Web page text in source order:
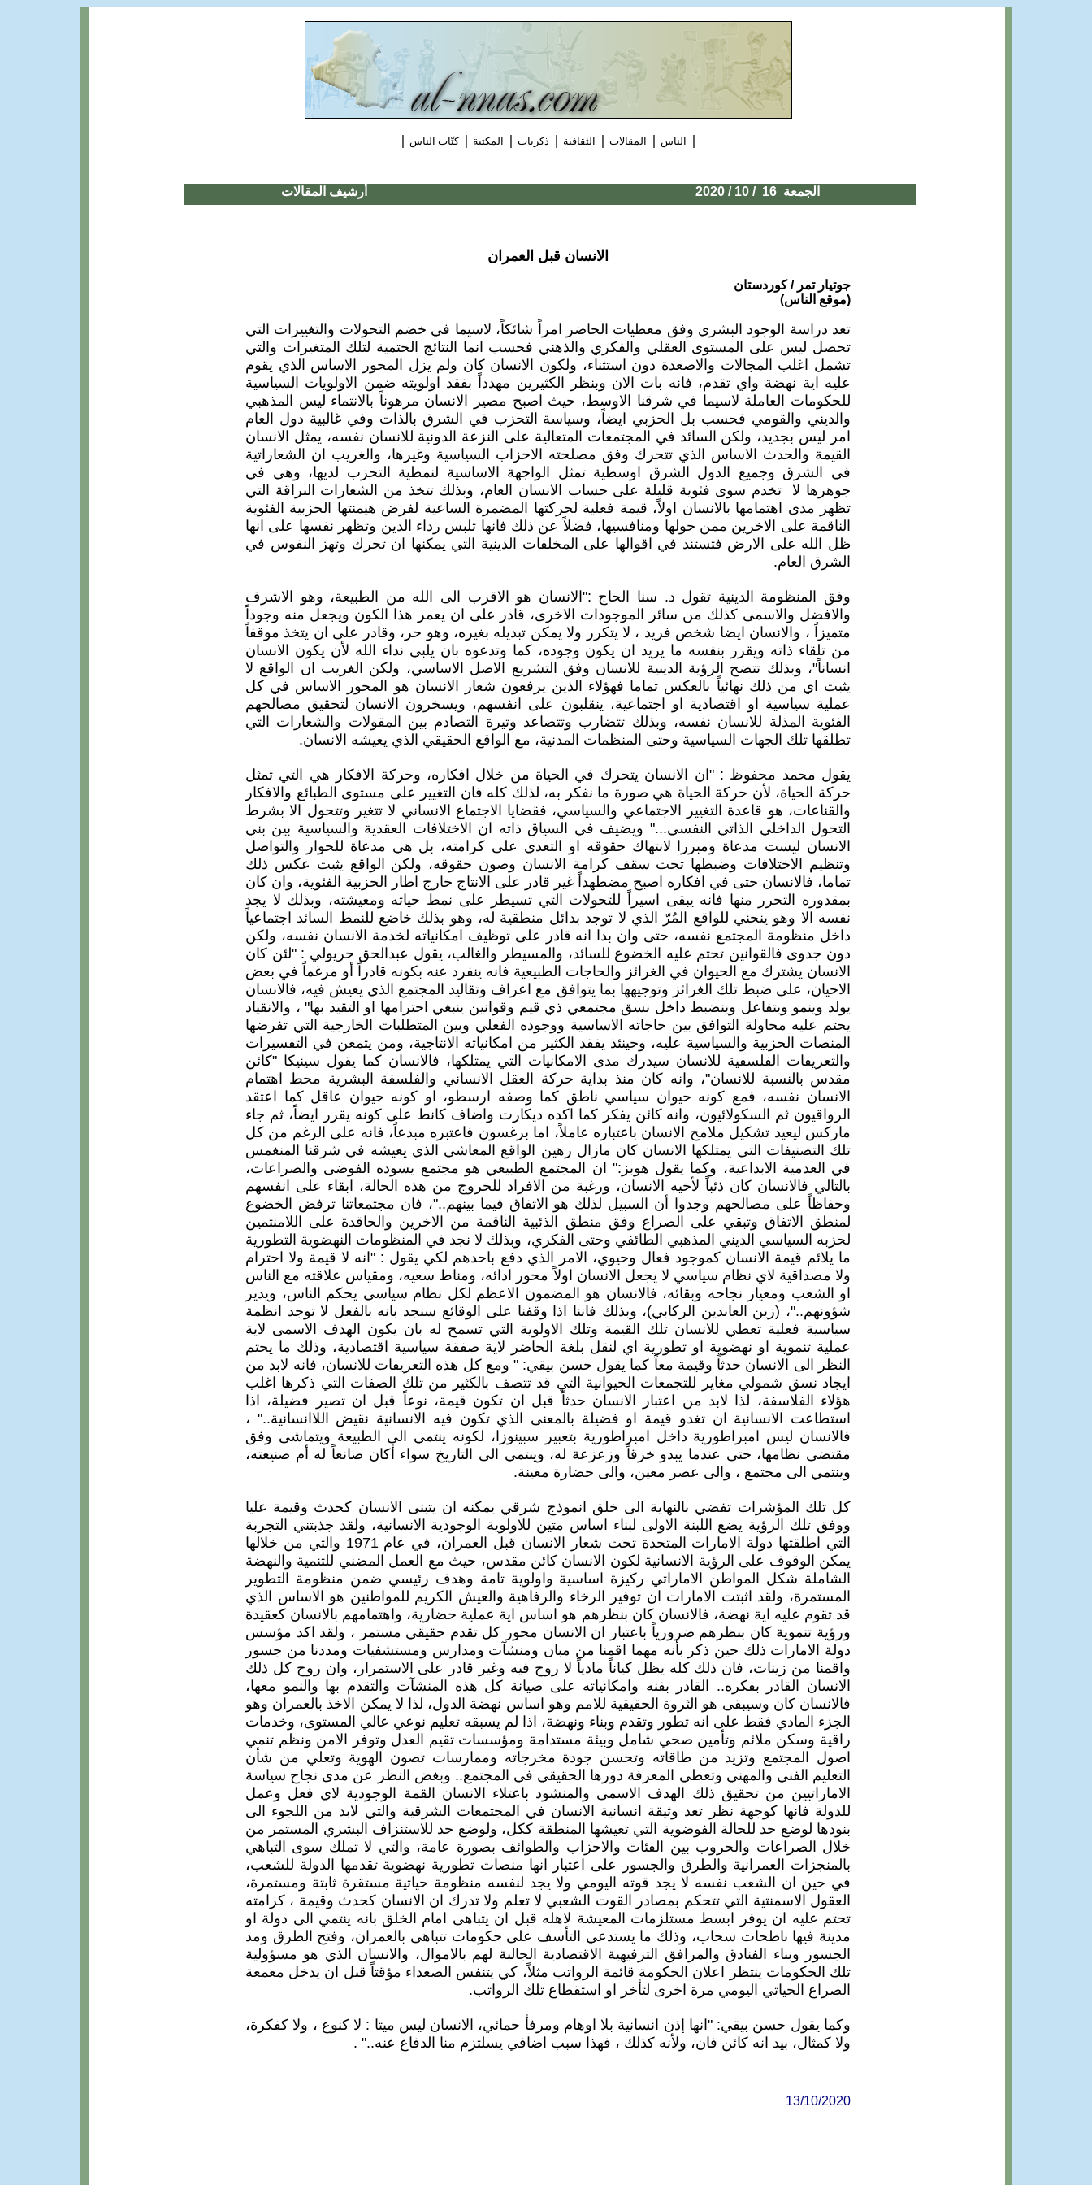
| الناس | المقالات | الثقافية | ذكريات | المكتبة | كتّاب الناس |
الجمعة 16 / 10
/ 2020 أرشيف المقالات
الانسان قبل العمران
جوتيار تمر / كوردستان
(موقع الناس)
تعد دراسة الوجود البشري وفق معطيات الحاضر امراً شائكاً، لاسيما في خضم التحولات والتغييرات التي
تحصل ليس على المستوى العقلي والفكري والذهني فحسب انما النتائج الحتمية لتلك المتغيرات والتي
تشمل اغلب المجالات والاصعدة دون استثناء، ولكون الانسان كان ولم يزل المحور الاساس الذي يقوم
عليه اية نهضة واي تقدم، فانه بات الان وبنظر الكثيرين مهدداً بفقد اولويته ضمن الاولويات السياسية
للحكومات العاملة لاسيما في شرقنا الاوسط، حيث اصبح مصير الانسان مرهوناً بالانتماء ليس المذهبي
والديني والقومي فحسب بل الحزبي ايضاً، وسياسة التحزب في الشرق بالذات وفي غالبية دول العام
امر ليس بجديد، ولكن السائد في المجتمعات المتعالية على النزعة الدونية للانسان نفسه، يمثل الانسان
القيمة والحدث الاساس الذي تتحرك وفق مصلحته الاحزاب السياسية وغيرها، والغريب ان الشعاراتية
في الشرق وجميع الدول الشرق اوسطية تمثل الواجهة الاساسية لنمطية التحزب لديها، وهي في
جوهرها لا تخدم سوى فئوية قليلة على حساب الانسان العام، وبذلك تتخذ من الشعارات البراقة التي
تظهر مدى اهتمامها بالانسان اولاً، قيمة فعلية لحركتها المضمرة الساعية لفرض هيمنتها الحزبية الفئوية
الناقمة على الاخرين ممن حولها ومنافسيها، فضلاً عن ذلك فانها تلبس رداء الدين وتظهر نفسها على انها
ظل الله على الارض فتستند في اقوالها على المخلفات الدينية التي يمكنها ان تحرك وتهز النفوس في
الشرق العام.
وفق المنظومة الدينية تقول د. سنا الحاج :"الانسان هو الاقرب الى الله من الطبيعة، وهو الاشرف
والافضل والاسمى كذلك من سائر الموجودات الاخرى، قادر على ان يعمر هذا الكون ويجعل منه وجوداً
متميزاً ، والانسان ايضا شخص فريد ، لا يتكرر ولا يمكن تبديله بغيره، وهو حر، وقادر على ان يتخذ موقفاً
من تلقاء ذاته ويقرر بنفسه ما يريد ان يكون وجوده، كما وتدعوه بان يلبي نداء الله لأن يكون الانسان
انساناً"، وبذلك تتضح الرؤية الدينية للانسان وفق التشريع الاصل الاساسي، ولكن الغريب ان الواقع لا
يثبت اي من ذلك نهائياً بالعكس تماما فهؤلاء الذين يرفعون شعار الانسان هو المحور الاساس في كل
عملية سياسية او اقتصادية او اجتماعية، ينقلبون على انفسهم، ويسخرون الانسان لتحقيق مصالحهم
الفئوية المذلة للانسان نفسه، وبذلك تتضارب وتتصاعد وتيرة التصادم بين المقولات والشعارات التي
تطلقها تلك الجهات السياسية وحتى المنظمات المدنية، مع الواقع الحقيقي الذي يعيشه الانسان.
يقول محمد محفوظ : "ان الانسان يتحرك في الحياة من خلال افكاره، وحركة الافكار هي التي تمثل
حركة الحياة، لأن حركة الحياة هي صورة ما نفكر به، لذلك كله فان التغيير على مستوى الطبائع والافكار
والقناعات، هو قاعدة التغيير الاجتماعي والسياسي، فقضايا الاجتماع الانساني لا تتغير وتتحول الا بشرط
التحول الداخلي الذاتي النفسي..." ويضيف في السياق ذاته ان الاختلافات العقدية والسياسية بين بني
الانسان ليست مدعاة ومبررا لانتهاك حقوقه او التعدي على كرامته، بل هي مدعاة للحوار والتواصل
وتنظيم الاختلافات وضبطها تحت سقف كرامة الانسان وصون حقوقه، ولكن الواقع يثبت عكس ذلك
تماما، فالانسان حتى في افكاره اصبح مضطهداً غير قادر على الانتاج خارج اطار الحزبية الفئوية، وان كان
بمقدوره التحرر منها فانه يبقى اسيراً للتحولات التي تسيطر على نمط حياته ومعيشته، وبذلك لا يجد
نفسه الا وهو ينحني للواقع المُرّ الذي لا توجد بدائل منطقية له، وهو بذلك خاضع للنمط السائد اجتماعياً
داخل منظومة المجتمع نفسه، حتى وان بدا انه قادر على توظيف امكانياته لخدمة الانسان نفسه، ولكن
دون جدوى فالقوانين تحتم عليه الخضوع للسائد، والمسيطر والغالب، يقول عبدالحق حريولي : "لئن كان
الانسان يشترك مع الحيوان في الغرائز والحاجات الطبيعية فانه ينفرد عنه بكونه قادراً أو مرغماً في بعض
الاحيان، على ضبط تلك الغرائز وتوجيهها بما يتوافق مع اعراف وتقاليد المجتمع الذي يعيش فيه، فالانسان
يولد وينمو ويتفاعل وينضبط داخل نسق مجتمعي ذي قيم وقوانين ينبغي احترامها او التقيد بها" ، والانقياد
يحتم عليه محاولة التوافق بين حاجاته الاساسية ووجوده الفعلي وبين المتطلبات الخارجية التي تفرضها
المنصات الحزبية والسياسية عليه، وحينئذ يفقد الكثير من امكانياته الانتاجية، ومن يتمعن في التفسيرات
والتعريفات الفلسفية للانسان سيدرك مدى الامكانيات التي يمتلكها، فالانسان كما يقول سينيكا "كائن
مقدس بالنسبة للانسان"، وانه كان منذ بداية حركة العقل الانساني والفلسفة البشرية محط اهتمام
الانسان نفسه، فمع كونه حيوان سياسي ناطق كما وصفه ارسطو، او كونه حيوان عاقل كما اعتقد
الرواقيون ثم السكولائيون، وانه كائن يفكر كما اكده ديكارت واضاف كانط على كونه يقرر ايضاً، ثم جاء
ماركس ليعيد تشكيل ملامح الانسان باعتباره عاملاً، اما برغسون فاعتبره مبدعاً، فانه على الرغم من كل
تلك التصنيفات التي يمتلكها الانسان كان مازال رهين الواقع المعاشي الذي يعيشه في شرقنا المنغمس
في العدمية الابداعية، وكما يقول هوبز:" ان المجتمع الطبيعي هو مجتمع يسوده الفوضى والصراعات،
بالتالي فالانسان كان ذئباً لأخيه الانسان، ورغبة من الافراد للخروج من هذه الحالة، ابقاء على انفسهم
وحفاظاً على مصالحهم وجدوا أن السبيل لذلك هو الاتفاق فيما بينهم.."، فان مجتمعاتنا ترفض الخضوع
لمنطق الاتفاق وتبقي على الصراع وفق منطق الذئبية الناقمة من الاخرين والحاقدة على اللامنتمين
لحزبه السياسي الديني المذهبي الطائفي وحتى الفكري، وبذلك لا نجد في المنظومات النهضوية التطورية
ما يلائم قيمة الانسان كموجود فعال وحيوي، الامر الذي دفع باحدهم لكي يقول : "انه لا قيمة ولا احترام
ولا مصداقية لاي نظام سياسي لا يجعل الانسان اولاً محور ادائه، ومناط سعيه، ومقياس علاقته مع الناس
او الشعب ومعيار نجاحه وبقائه، فالانسان هو المضمون الاعظم لكل نظام سياسي يحكم الناس، ويدير
شؤونهم.."، (زين العابدين الركابي)، وبذلك فاننا اذا وقفنا على الوقائع سنجد بانه بالفعل لا توجد انظمة
سياسية فعلية تعطي للانسان تلك القيمة وتلك الاولوية التي تسمح له بان يكون الهدف الاسمى لاية
عملية تنموية او نهضوية او تطورية اي لنقل بلغة الحاضر لاية صفقة سياسية اقتصادية، وذلك ما يحتم
النظر الى الانسان حدثاً وقيمة معاً كما يقول حسن بيقي: " ومع كل هذه التعريفات للانسان، فانه لابد من
ايجاد نسق شمولي مغاير للتجمعات الحيوانية التي قد تتصف بالكثير من تلك الصفات التي ذكرها اغلب
هؤلاء الفلاسفة، لذا لابد من اعتبار الانسان حدثاً قبل ان تكون قيمة، نوعاً قبل ان تصير فضيلة، اذا
استطاعت الانسانية ان تغدو قيمة او فضيلة بالمعنى الذي تكون فيه الانسانية نقيض اللاانسانية.." ،
فالانسان ليس امبراطورية داخل امبراطورية بتعبير سبينوزا، لكونه ينتمي الى الطبيعة ويتماشى وفق
مقتضى نظامها، حتى عندما يبدو خرقاً وزعزعة له، وينتمي الى التاريخ سواء أكان صانعاً له أم صنيعته،
وينتمي الى مجتمع ، والى عصر معين، والى حضارة معينة.
كل تلك المؤشرات تفضي بالنهاية الى خلق انموذج شرقي يمكنه ان يتبنى الانسان كحدث وقيمة عليا
ووفق تلك الرؤية يضع اللبنة الاولى لبناء اساس متين للاولوية الوجودية الانسانية، ولقد جذبتني التجربة
التي اطلقتها دولة الامارات المتحدة تحت شعار الانسان قبل العمران، في عام 1971 والتي من خلالها
يمكن الوقوف على الرؤية الانسانية لكون الانسان كائن مقدس، حيث مع العمل المضني للتنمية والنهضة
الشاملة شكل المواطن الاماراتي ركيزة اساسية واولوية تامة وهدف رئيسي ضمن منظومة التطوير
المستمرة، ولقد اثبتت الامارات ان توفير الرخاء والرفاهية والعيش الكريم للمواطنين هو الاساس الذي
قد تقوم عليه اية نهضة، فالانسان كان بنظرهم هو اساس اية عملية حضارية، واهتمامهم بالانسان كعقيدة
ورؤية تنموية كان بنظرهم ضرورياً باعتبار ان الانسان محور كل تقدم حقيقي مستمر ، ولقد اكد مؤسس
دولة الامارات ذلك حين ذكر بأنه مهما اقمنا من مبان ومنشآت ومدارس ومستشفيات ومددنا من جسور
واقمنا من زينات، فان ذلك كله يظل كياناً مادياً لا روح فيه وغير قادر على الاستمرار، وان روح كل ذلك
الانسان القادر بفكره.. القادر بفنه وامكانياته على صيانة كل هذه المنشآت والتقدم بها والنمو معها،
فالانسان كان وسيبقى هو الثروة الحقيقية للامم وهو اساس نهضة الدول، لذا لا يمكن الاخذ بالعمران وهو
الجزء المادي فقط على انه تطور وتقدم وبناء ونهضة، اذا لم يسبقه تعليم نوعي عالي المستوى، وخدمات
راقية وسكن ملائم وتأمين صحي شامل وبيئة مستدامة ومؤسسات تقيم العدل وتوفر الامن ونظم تنمي
اصول المجتمع وتزيد من طاقاته وتحسن جودة مخرجاته وممارسات تصون الهوية وتعلي من شأن
التعليم الفني والمهني وتعطي المعرفة دورها الحقيقي في المجتمع.. وبغض النظر عن مدى نجاح سياسة
الاماراتيين من تحقيق ذلك الهدف الاسمى والمنشود باعتلاء الانسان القمة الوجودية لاي فعل وعمل
للدولة فانها كوجهة نظر تعد وثيقة انسانية الانسان في المجتمعات الشرقية والتي لابد من اللجوء الى
بنودها لوضع حد للحالة الفوضوية التي تعيشها المنطقة ككل، ولوضع حد للاستنزاف البشري المستمر من
خلال الصراعات والحروب بين الفئات والاحزاب والطوائف بصورة عامة، والتي لا تملك سوى التباهي
بالمنجزات العمرانية والطرق والجسور على اعتبار انها منصات تطورية نهضوية تقدمها الدولة للشعب،
في حين ان الشعب نفسه لا يجد قوته اليومي ولا يجد لنفسه منظومة حياتية مستقرة ثابتة ومستمرة،
العقول الاسمنتية التي تتحكم بمصادر القوت الشعبي لا تعلم ولا تدرك ان الانسان كحدث وقيمة ، كرامته
تحتم عليه ان يوفر ابسط مستلزمات المعيشة لاهله قبل ان يتباهى امام الخلق بانه ينتمي الى دولة او
مدينة فيها ناطحات سحاب، وذلك ما يستدعي التأسف على حكومات تتباهى بالعمران، وفتح الطرق ومد
الجسور وبناء الفنادق والمرافق الترفيهية الاقتصادية الجالبة لهم بالاموال، والانسان الذي هو مسؤولية
تلك الحكومات ينتظر اعلان الحكومة قائمة الرواتب مثلاً، كي يتنفس الصعداء مؤقتاً قبل ان يدخل معمعة
الصراع الحياتي اليومي مرة اخرى لتأخر او استقطاع تلك الرواتب.
وكما يقول حسن بيقي: "انها إذن انسانية بلا اوهام ومرفأ حمائي، الانسان ليس ميتا : لا كنوع ، ولا كفكرة،
ولا كمثال، بيد انه كائن فان، ولأنه كذلك ، فهذا سبب اضافي يسلتزم منا الدفاع عنه.." .
13/10/2020